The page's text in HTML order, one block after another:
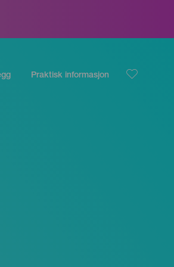
Praktisk informasjon